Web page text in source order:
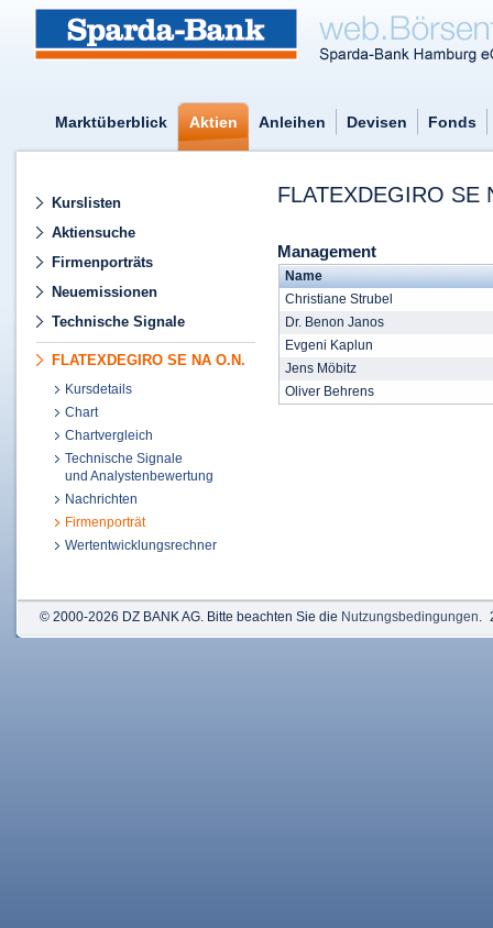
Marktüberblick Aktien Anleihen Devisen Fonds
Kurslisten
Aktiensuche
Firmenporträts
Neuemissionen
Technische Signale
FLATEXDEGIRO SE NA O.N.
Kursdetails
Chart
Chartvergleich
Technische Signale
und Analystenbewertung
Nachrichten
Firmenporträt
Wertentwicklungsrechner
FLATEXDEGIRO SE
Management
Name
Christiane Strubel
Dr. Benon Janos
Evgeni Kaplun
Jens Möbitz
Oliver Behrens
© 2000-2026 DZ BANK AG. Bitte beachten Sie die Nutzungsbedingungen.